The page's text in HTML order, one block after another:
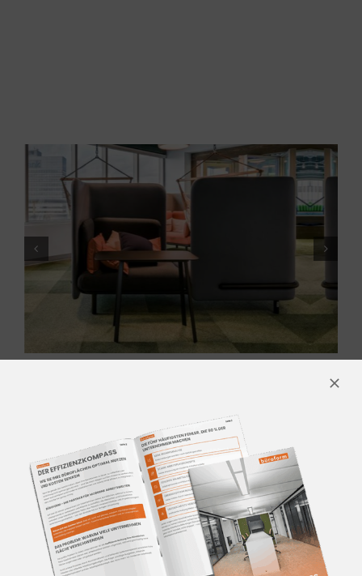
KONTAKTIEREN SIE UNS
Für mehr Informationen